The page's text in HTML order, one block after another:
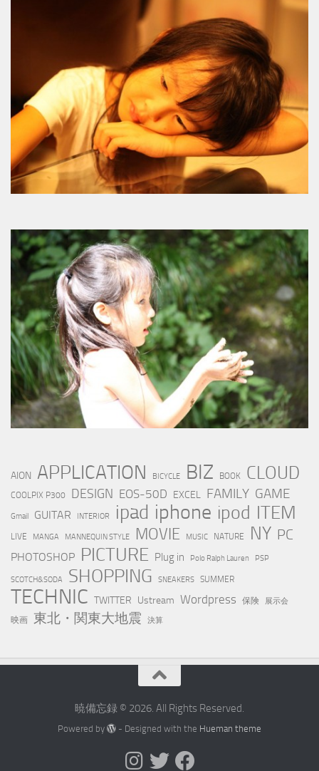
AION APPLICATION BICYCLE BIZ BOOK CLOUD
COOLPIX P300 DESIGN EOS-50D EXCEL FAMILY GAME
Gmail GUITAR INTERIOR ipad iphone ipod ITEM
LIVE MANGA MANNEQUIN STYLE MOVIE MUSIC NATURE NY PC
PHOTOSHOP PICTURE Plug in Polo Ralph Lauren PSP
SCOTCH&SODA SHOPPING SNEAKERS SUMMER
TECHNIC TWITTER Ustream Wordpress 保険 展示会
映画 東北・関東大地震 決算
暁備忘録 © 2026. All Rights Reserved.
Powered by - Designed with the Hueman theme